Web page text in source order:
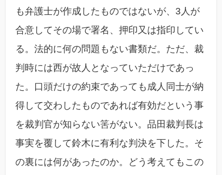
も弁護士が作成したものではないが、3人が
合意してその場で署名、押印又は指印してい
る。法的に何の問題もない書類だ。ただ、裁
判時には西が故人となっていただけであっ
た。口頭だけの約束であっても成人同士が納
得して交わしたものであれば有効だという事
を裁判官が知らない筈がない。品田裁判長は
事実を覆して鈴木に有利な判決を下した。そ
の裏には何があったのか。どう考えてもこの